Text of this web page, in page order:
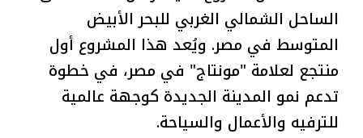
الساحل الشمالي الغربي للبحر الأبيض
المتوسط في مصر. ويُعد هذا المشروع أول
منتجع لعلامة "مونتاج" في مصر، في خطوة
تدعم نمو المدينة الجديدة كوجهة عالمية
للترفيه والأعمال والسياحة.